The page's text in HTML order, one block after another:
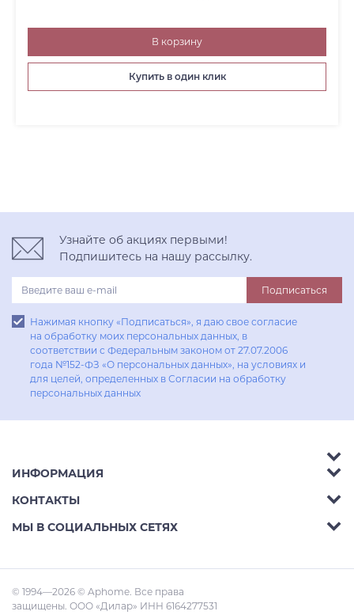
В корзину
Купить в один клик
Узнайте об акциях первыми!
Подпишитесь на нашу рассылку.
Подписаться
Нажимая кнопку «Подписаться», я даю свое согласие
на обработку моих персональных данных, в
соответствии с Федеральным законом от 27.07.2006
года №152-ФЗ «О персональных данных», на условиях и
для целей, определенных в Согласии на обработку
персональных данных
Аксессуары
Гостиные
Кабинеты
Малые Формы
ИНФОРМАЦИЯ
Акции
Доставка
Статьи
КОНТАКТЫ
Телефон: 8 (800) 302-42-39
Адрес: Ростов-на-Дону, пр.Михаила Нагибина
30л
МЫ В СОЦИАЛЬНЫХ СЕТЯХ
© 1994—2026 © Aphome. Все права
защищены. ООО «Дилар» ИНН 6164277531